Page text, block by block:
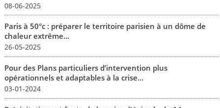
08-06-2025
Paris à 50°c : préparer le territoire parisien à un dôme de
chaleur extrême...
26-05-2025
Pour des Plans particuliers d’intervention plus
opérationnels et adaptables à la crise...
03-01-2024